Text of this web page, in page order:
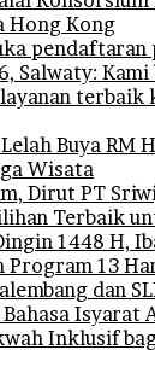
Hong Kong
pendaftaran
Salwaty:
terbaik
Buya RM
Wisata
Dirut PT
Terbaik
1448 H,
Program 13
dan
Isyarat
Inklusif